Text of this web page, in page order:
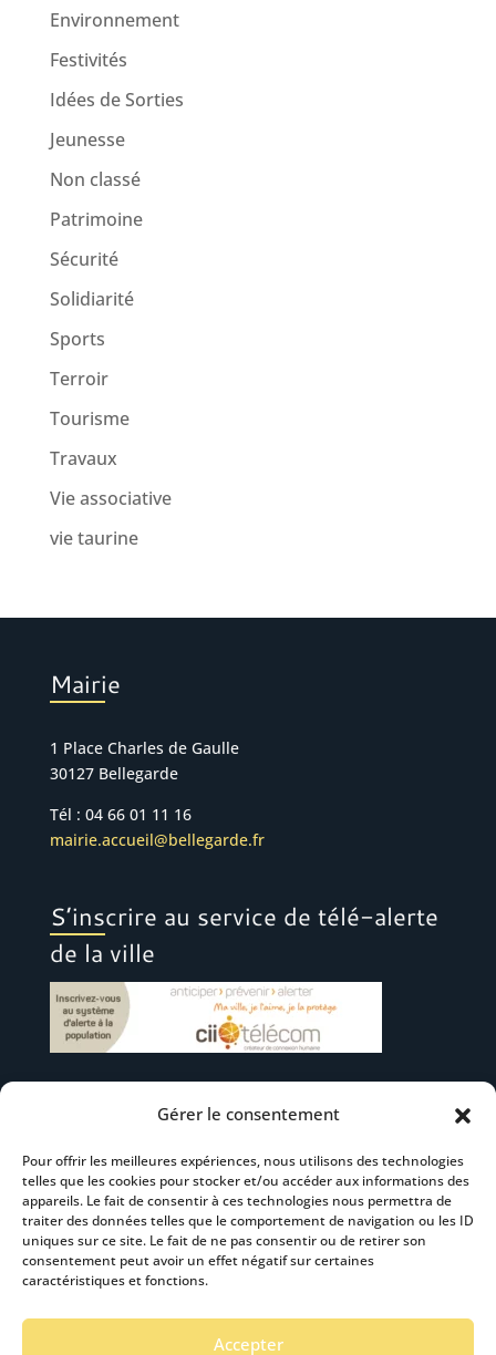
Gérer le consentement
Pour offrir les meilleures expériences, nous utilisons des technologies
telles que les cookies pour stocker et/ou accéder aux informations des
appareils. Le fait de consentir à ces technologies nous permettra de
traiter des données telles que le comportement de navigation ou les ID
uniques sur ce site. Le fait de ne pas consentir ou de retirer son
consentement peut avoir un effet négatif sur certaines
caractéristiques et fonctions.
Accepter
Environnement
Festivités
Idées de Sorties
Jeunesse
Non classé
Patrimoine
Sécurité
Solidiarité
Sports
Terroir
Tourisme
Travaux
Vie associative
vie taurine
Mairie
1 Place Charles de Gaulle
30127 Bellegarde
Tél : 04 66 01 11 16
mairie.accueil@bellegarde.fr
S’inscrire au service de télé-alerte
de la ville
Suivez-nous
S’abonner à la newsletter